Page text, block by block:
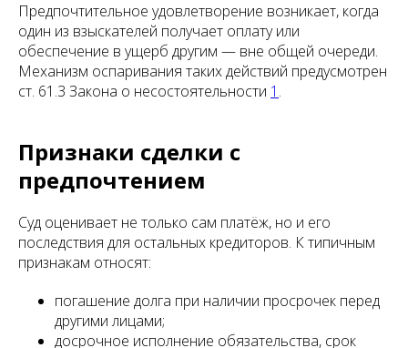
Предпочтительное удовлетворение возникает, когда
один из взыскателей получает оплату или
обеспечение в ущерб другим — вне общей очереди.
Механизм оспаривания таких действий предусмотрен
ст. 61.3 Закона о несостоятельности 1 .
Признаки сделки с
предпочтением
Суд оценивает не только сам платёж, но и его
последствия для остальных кредиторов. К типичным
признакам относят:
погашение долга при наличии просрочек перед
другими лицами;
досрочное исполнение обязательства, срок